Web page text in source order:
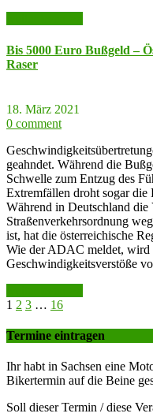
Bis 5000 Euro Bußgeld –
Raser
18. März 2021
0 comment
geahndet. Während die
Schwelle zum Entzug des
Extremfällen droht sogar die
Während in Deutschland die
Straßenverkehrsordnung
ist, hat die österreichische
Wie der ADAC meldet, wird
Geschwindigkeitsverstöße
1 2 3 … 16
Termine eintragen
Ihr habt in Sachsen eine
Bikertermin auf die Beine
Soll dieser Termin / diese